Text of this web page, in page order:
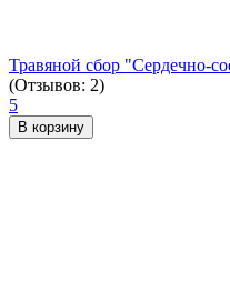
Травяной сбор "Сердечно-
(Отзывов: 2)
5
В корзину